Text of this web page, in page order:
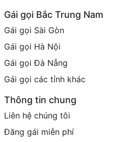
Gái gọi Bắc Trung Nam
Gái gọi Sài Gòn
Gái gọi Hà Nội
Gái gọi Đà Nẵng
Gái gọi các tỉnh khác
Thông tin chung
Liên hệ chúng tôi
Đăng gái miễn phí